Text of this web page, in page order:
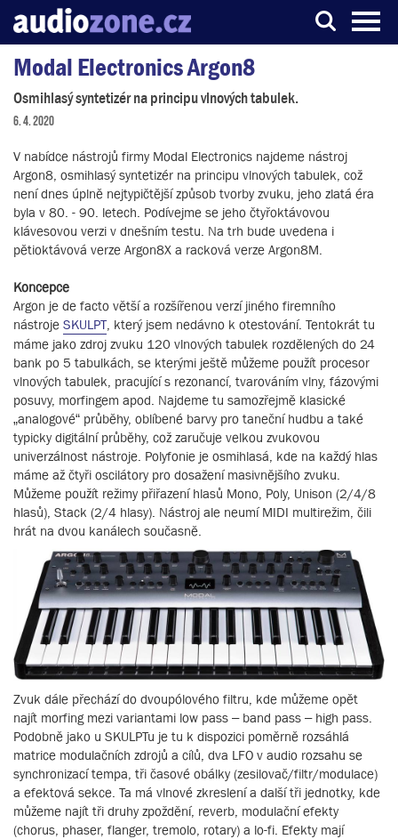
Server o digitálním zpracování zvuku
Modal Electronics Argon8
Osmihlasý syntetizér na principu vlnových tabulek.
6. 4. 2020
V nabídce nástrojů firmy Modal Electronics najdeme nástroj
Argon8, osmihlasý syntetizér na principu vlnových tabulek, což
není dnes úplně nejtypičtější způsob tvorby zvuku, jeho zlatá éra
byla v 80. - 90. letech. Podívejme se jeho čtyřoktávovou
klávesovou verzi v dnešním testu. Na trh bude uvedena i
pětioktávová verze Argon8X a racková verze Argon8M.
Koncepce
Argon je de facto větší a rozšířenou verzí jiného firemního
nástroje SKULPT, který jsem nedávno k otestování. Tentokrát tu
máme jako zdroj zvuku 120 vlnových tabulek rozdělených do 24
bank po 5 tabulkách, se kterými ještě můžeme použít procesor
vlnových tabulek, pracující s rezonancí, tvarováním vlny, fázovými
posuvy, morfingem apod. Najdeme tu samozřejmě klasické
„analogové“ průběhy, oblíbené barvy pro taneční hudbu a také
typicky digitální průběhy, což zaručuje velkou zvukovou
univerzálnost nástroje. Polyfonie je osmihlasá, kde na každý hlas
máme až čtyři oscilátory pro dosažení masivnějšího zvuku.
Můžeme použít režimy přiřazení hlasů Mono, Poly, Unison (2/4/8
hlasů), Stack (2/4 hlasy). Nástroj ale neumí MIDI multirežim, čili
hrát na dvou kanálech současně.
Zvuk dále přechází do dvoupólového filtru, kde můžeme opět
najít morfing mezi variantami low pass – band pass – high pass.
Podobně jako u SKULPTu je tu k dispozici poměrně rozsáhlá
matrice modulačních zdrojů a cílů, dva LFO v audio rozsahu se
synchronizací tempa, tři časové obálky (zesilovač/filtr/modulace)
a efektová sekce. Ta má vlnové zkreslení a další tři jednotky, kde
můžeme najít tři druhy zpoždění, reverb, modulační efekty
(chorus, phaser, flanger, tremolo, rotary) a lo-fi. Efekty mají